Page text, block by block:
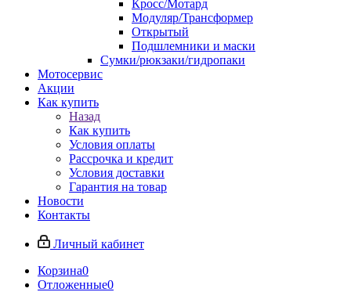
Кросс/Мотард
Модуляр/Трансформер
Открытый
Подшлемники и маски
Сумки/рюкзаки/гидропаки
Мотосервис
Акции
Как купить
Назад
Как купить
Условия оплаты
Рассрочка и кредит
Условия доставки
Гарантия на товар
Новости
Контакты
Личный кабинет
Корзина0
Отложенные0